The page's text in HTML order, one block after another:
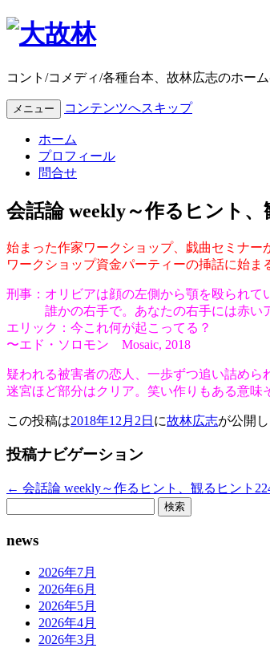
コント/コメディ/各種台本、故林広志のホー
メニュー コンテンツへスキップ
ホーム
プロフィール
問合せ
会話論 weekly～作るヒント、
始まった作家ワークショップ、戯曲セミナー
ワークショップ資金パーティーの挿話に始ま
刑事：オリビアは顔の左側から顎を殴られて
誰かの右手で。あなたの右手には赤いア
エリック：今これ何が起こってる？
〜エド・ソロモン Mosaic, 2018
疑われる被害者の恋人、一歩ずつ追い詰めら
迷宮ほど部分はクリア。笑い作りもある意味
この投稿は2018年12月2日 に故林広志が公開
投稿ナビゲーション
← 会話論 weekly～作るヒント、観るヒント
news
2026年7月
2026年6月
2026年5月
2026年4月
2026年3月